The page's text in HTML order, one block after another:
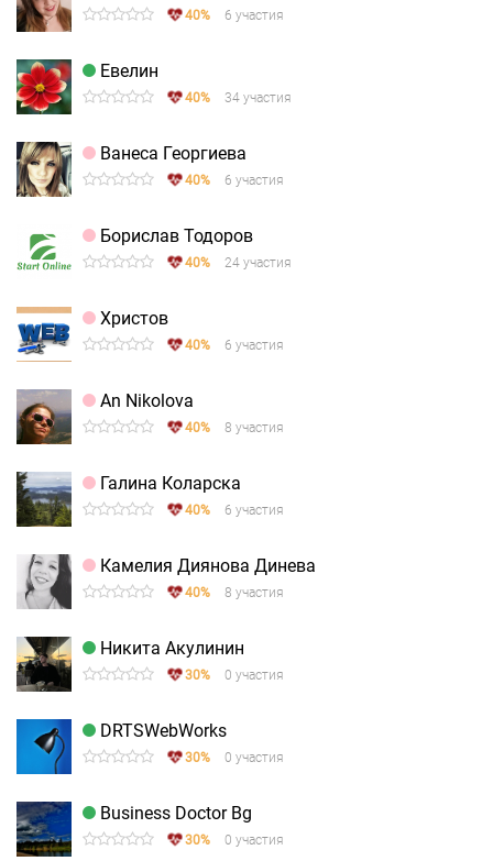
40% 6 участия
Евелин
40% 34 участия
Ванеса Георгиева
40% 6 участия
Борислав Тодоров
40% 24 участия
Христов
40% 6 участия
An Nikolova
40% 8 участия
Галина Коларска
40% 6 участия
Камелия Диянова Динева
40% 8 участия
Никита Акулинин
30% 0 участия
DRTSWebWorks
30% 0 участия
Business Doctor Bg
30% 0 участия